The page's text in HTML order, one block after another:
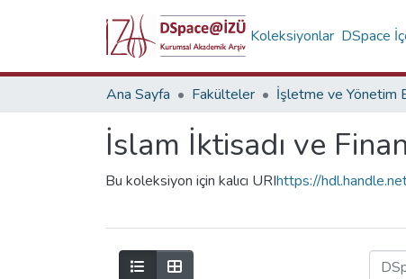
Koleksiyonlar DSpace
Ana Sayfa Fakülteler
İslam İktisadı ve
Bu koleksiyon için kalıcı URIhttps://